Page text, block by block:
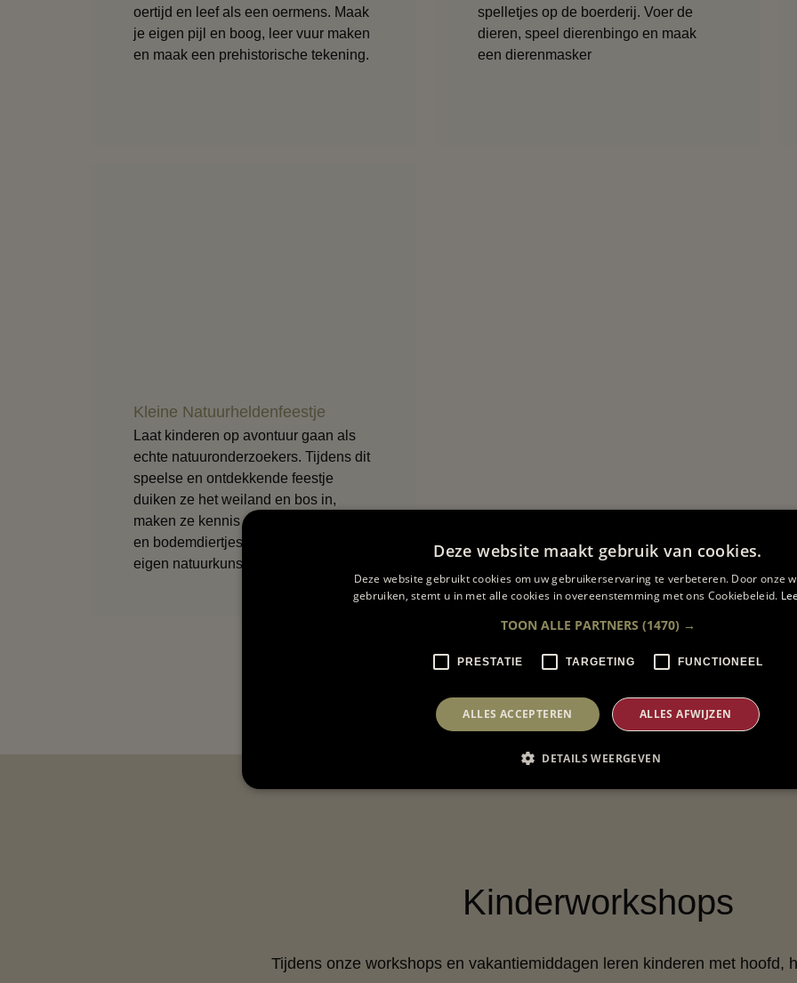
oertijd en leef als een oermens. Maak
je eigen pijl en boog, leer vuur maken
en maak een prehistorische tekening.
spelletjes op de boerderij. Voer de
dieren, speel dierenbingo en maak
een dierenmasker
Kleine Natuurheldenfeestje
Laat kinderen op avontuur gaan als
echte natuuronderzoekers. Tijdens dit
speelse en ontdekkende feestje
duiken ze het weiland en bos in,
maken ze kennis met dieren, sporen
en bodemdiertjes en creëren ze hun
eigen natuurkunst.
Kinderworkshops
Tijdens onze workshops en vakantiemiddagen leren kinderen met hoofd,
Deze website maakt gebruik van cookies.
Deze website gebruikt cookies om uw gebruikerservaring te verbeteren. Door onze
gebruiken, stemt u in met alle cookies in overeenstemming met ons Cookiebeleid.
TOON ALLE PARTNERS (1470) →
PRESTATIE TARGETING FUNCTIONEEL
ALLES ACCEPTEREN ALLES AFWIJZEN
DETAILS WEERGEVEN